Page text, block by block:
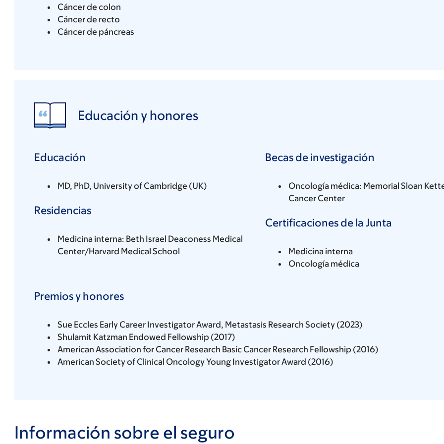
Cáncer de colon
Cáncer de recto
Cáncer de páncreas
Educación y honores
Educación
MD, PhD, University of Cambridge (UK)
Residencias
Medicina interna: Beth Israel Deaconess Medical
Center/Harvard Medical School
Becas de investigación
Oncología médica: Memorial Sloan
Cancer Center
Certificaciones de la Junta
Medicina interna
Oncología médica
Premios y honores
Sue Eccles Early Career Investigator Award, Metastasis Research Society (2023)
Shulamit Katzman Endowed Fellowship (2017)
American Association for Cancer Research Basic Cancer Research Fellowship (2016)
American Society of Clinical Oncology Young Investigator Award (2016)
Información sobre el seguro